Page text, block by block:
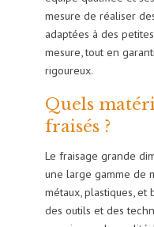
mesure de réaliser
adaptées à des
mesure, tout en
rigoureux.
Quels
fraisés ?
Le fraisage grande
une large gamme de
métaux, plastiques, et
des outils et des